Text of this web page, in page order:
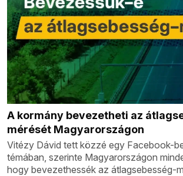
A kormány bevezetheti az
mérését Magyarországon
Vitézy Dávid tett közzé egy Facebook-
témában, szerinte Magyarországon
hogy bevezethessék az átlagsebesség-